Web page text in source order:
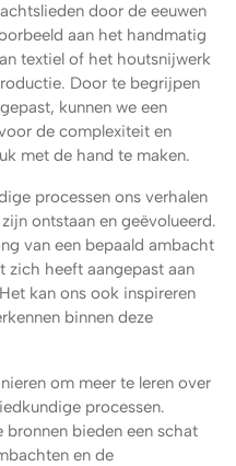
door de eeuwen
aan het handmatig
textiel of het houtsnijwerk
Door te begrijpen
kunnen we een
de complexiteit en
met de hand te maken.
processen ons verhalen
ontstaan en geëvolueerd.
van een bepaald ambacht
zich heeft aangepast aan
kan ons ook inspireren
binnen deze
om meer te leren over
processen.
bronnen bieden een schat
en de